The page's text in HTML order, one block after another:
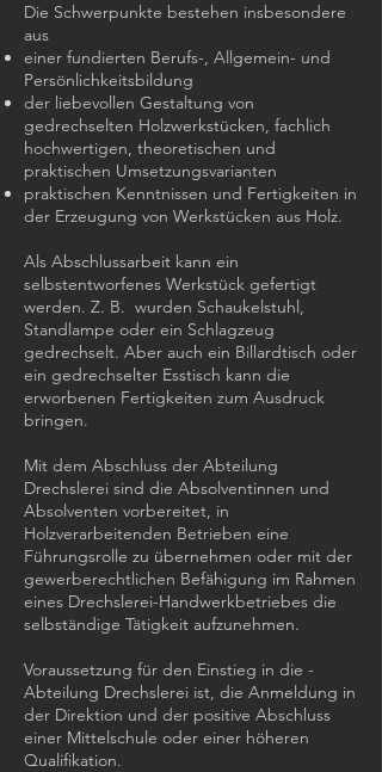
Die Schwerpunkte bestehen insbesondere
aus
einer fundierten Berufs-, Allgemein- und
Persönlichkeitsbildung
der liebevollen Gestaltung von
gedrechselten Holzwerkstücken, fachlich
hochwertigen, theoretischen und
praktischen Umsetzungsvarianten
praktischen Kenntnissen und Fertigkeiten in
der Erzeugung von Werkstücken aus Holz.
Als Abschlussarbeit kann ein
selbstentworfenes Werkstück gefertigt
werden. Z. B. wurden Schaukelstuhl,
Standlampe oder ein Schlagzeug
gedrechselt. Aber auch ein Billardtisch oder
ein gedrechselter Esstisch kann die
erworbenen Fertigkeiten zum Ausdruck
bringen.
Mit dem Abschluss der Abteilung
Drechslerei sind die Absolventinnen und
Absolventen vorbereitet, in
Holzverarbeitenden Betrieben eine
Führungsrolle zu übernehmen oder mit der
gewerbe­rechtlichen Befähigung im Rahmen
eines Drechslerei-Handwerkbetriebes die
selb­ständige Tätigkeit aufzunehmen.
Voraussetzung für den Einstieg in die ­
Abteilung Drechslerei ist, die Anmeldung in
der Direktion und der positive Abschluss
einer Mittelschule oder einer höheren
Qualifikation.